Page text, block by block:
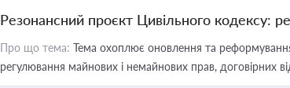
Резонансний проєкт Цивільного кодексу:
Про що тема: Тема охоплює оновлення та
регулювання майнових і немайнових прав, договірних